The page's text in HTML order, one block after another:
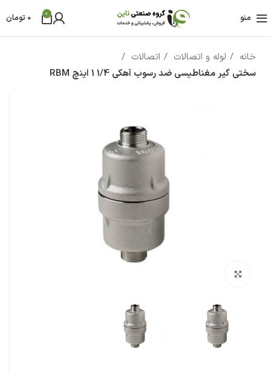
منو 0
0 تومان
خانه لوله و اتصالات
اتصالات
سختی گیر مغناطیسی ضد رسوب آهکی 1/4 1 اینچ RBM